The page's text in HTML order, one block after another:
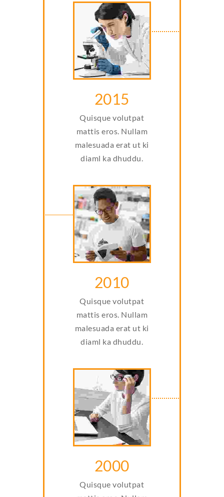
2015
Quisque volutpat
mattis eros. Nullam
malesuada erat ut ki
diaml ka dhuddu.
2010
Quisque volutpat
mattis eros. Nullam
malesuada erat ut ki
diaml ka dhuddu.
2000
Quisque volutpat